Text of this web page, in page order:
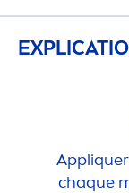
Appliq
chaque